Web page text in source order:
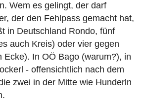
Wem es gelingt, der darf
der den Fehlpass gemacht hat,
in Deutschland Rondo, fünf
auch Kreis) oder vier gegen
Ecke). In OÖ Bago (warum?), in
- offensichtlich nach dem
zwei in der Mitte wie Hunderln